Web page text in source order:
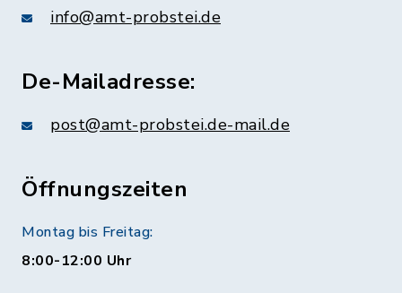
info@amt-probstei.de
De-Mailadresse:
post@amt-probstei.de-mail.de
Öffnungszeiten
Montag bis Freitag:
8:00-12:00 Uhr